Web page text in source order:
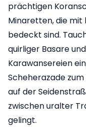
prächtigen
Minaretten, die
bedeckt sind.
quirliger Basare
Karawansereien
Scheherazade
auf der
zwischen uralter
gelingt.